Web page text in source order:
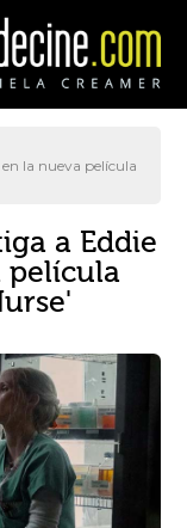
la nueva película
a Eddie
película